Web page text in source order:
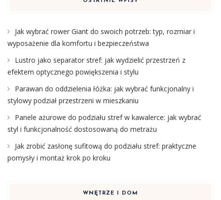
Jak wybrać rower Giant do swoich potrzeb: typ, rozmiar i
wyposażenie dla komfortu i bezpieczeństwa
Lustro jako separator stref: jak wydzielić przestrzeń z
efektem optycznego powiększenia i stylu
Parawan do oddzielenia łóżka: jak wybrać funkcjonalny i
stylowy podział przestrzeni w mieszkaniu
Panele ażurowe do podziału stref w kawalerce: jak wybrać
styl i funkcjonalność dostosowaną do metrażu
Jak zrobić zasłonę sufitową do podziału stref: praktyczne
pomysły i montaż krok po kroku
WNĘTRZE I DOM